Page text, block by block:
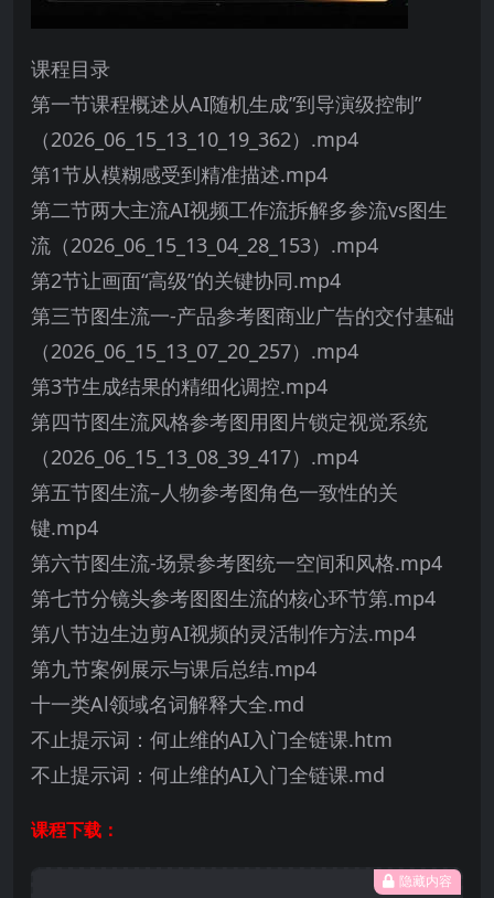
课程目录
第一节课程概述从AI随机生成”到导演级控制”
（2026_06_15_13_10_19_362）.mp4
第1节从模糊感受到精准描述.mp4
第二节两大主流AI视频工作流拆解多参流vs图生
流（2026_06_15_13_04_28_153）.mp4
第2节让画面“高级”的关键协同.mp4
第三节图生流一-产品参考图商业广告的交付基础
（2026_06_15_13_07_20_257）.mp4
第3节生成结果的精细化调控.mp4
第四节图生流风格参考图用图片锁定视觉系统
（2026_06_15_13_08_39_417）.mp4
第五节图生流–人物参考图角色一致性的关
键.mp4
第六节图生流-场景参考图统一空间和风格.mp4
第七节分镜头参考图图生流的核心环节第.mp4
第八节边生边剪AI视频的灵活制作方法.mp4
第九节案例展示与课后总结.mp4
十一类Al领域名词解释大全.md
不止提示词：何止维的AI入门全链课.htm
不止提示词：何止维的AI入门全链课.md
课程下载：
隐藏内容